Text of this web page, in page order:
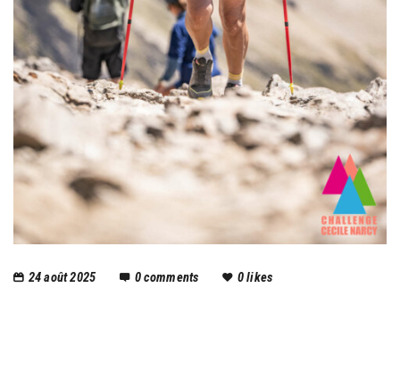
24 août 2025 0comments 0likes